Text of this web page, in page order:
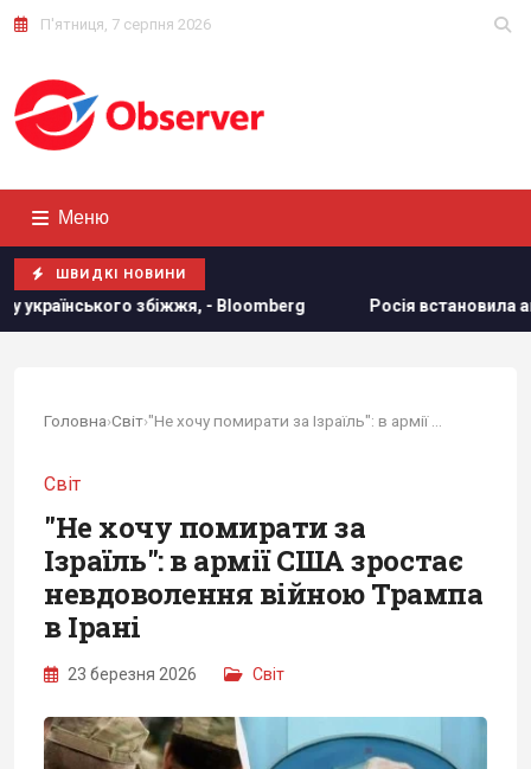
П'ятниця, 7 серпня 2026
Меню
ШВИДКІ НОВИНИ
- Bloomberg Росія встановила антидронові сітки
Головна›Світ›
Світ
"Не хочу помирати за
Ізраїль": в армії США зростає
невдоволення війною Трампа
в Ірані
23 березня 2026 Світ